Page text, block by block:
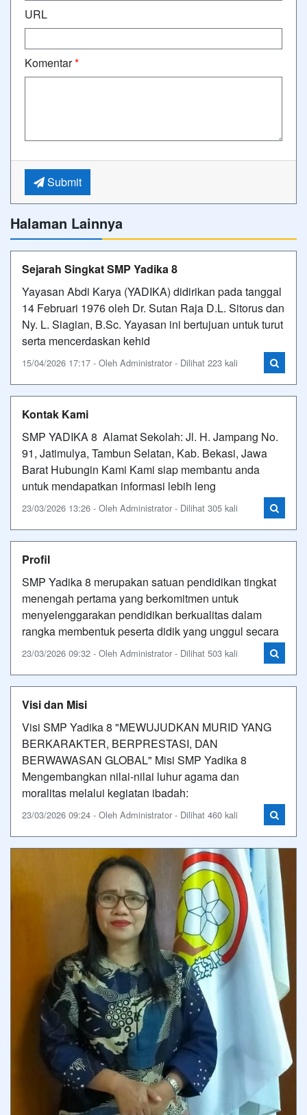
URL
Komentar*
Submit
Halaman Lainnya
Sejarah Singkat SMP Yadika 8
Yayasan Abdi Karya (YADIKA) didirikan pada tanggal
14 Februari 1976 oleh Dr. Sutan Raja D.L. Sitorus dan
Ny. L. Siagian, B.Sc. Yayasan ini bertujuan untuk turut
serta mencerdaskan kehid
15/04/2026 17:17 - Oleh Administrator - Dilihat 223 kali
Kontak Kami
SMP YADIKA 8 Alamat Sekolah: Jl. H. Jampang No.
91, Jatimulya, Tambun Selatan, Kab. Bekasi, Jawa
Barat Hubungin Kami Kami siap membantu anda
untuk mendapatkan informasi lebih leng
23/03/2026 13:26 - Oleh Administrator - Dilihat 305 kali
Profil
SMP Yadika 8 merupakan satuan pendidikan tingkat
menengah pertama yang berkomitmen untuk
menyelenggarakan pendidikan berkualitas dalam
rangka membentuk peserta didik yang unggul secara
23/03/2026 09:32 - Oleh Administrator - Dilihat 503 kali
Visi dan Misi
Visi SMP Yadika 8 "MEWUJUDKAN MURID YANG
BERKARAKTER, BERPRESTASI, DAN
BERWAWASAN GLOBAL" Misi SMP Yadika 8
Mengembangkan nilai-nilai luhur agama dan
moralitas melalui kegiatan ibadah:
23/03/2026 09:24 - Oleh Administrator - Dilihat 460 kali